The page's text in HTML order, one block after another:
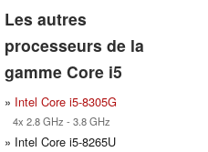
Les autres
processeurs de la
gamme Core i5
» Intel Core i5-8305G
4x 2.8 GHz - 3.8 GHz
» Intel Core i5-8265U